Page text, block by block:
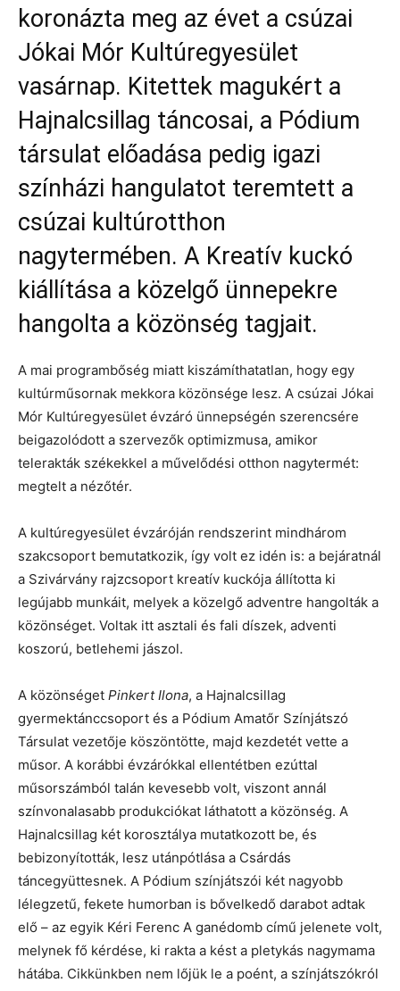
koronázta meg az évet a csúzai
Jókai Mór Kultúregyesület
vasárnap. Kitettek magukért a
Hajnalcsillag táncosai, a Pódium
társulat előadása pedig igazi
színházi hangulatot teremtett a
csúzai kultúrotthon
nagytermében. A Kreatív kuckó
kiállítása a közelgő ünnepekre
hangolta a közönség tagjait.
A mai programbőség miatt kiszámíthatatlan, hogy egy
kultúrműsornak mekkora közönsége lesz. A csúzai Jókai
Mór Kultúregyesület évzáró ünnepségén szerencsére
beigazolódott a szervezők optimizmusa, amikor
telerakták székekkel a művelődési otthon nagytermét:
megtelt a nézőtér.
A kultúregyesület évzáróján rendszerint mindhárom
szakcsoport bemutatkozik, így volt ez idén is: a bejáratnál
a Szivárvány rajzcsoport kreatív kuckója állította ki
legújabb munkáit, melyek a közelgő adventre hangolták a
közönséget. Voltak itt asztali és fali díszek, adventi
koszorú, betlehemi jászol.
A közönséget Pinkert Ilona, a Hajnalcsillag
gyermektánccsoport és a Pódium Amatőr Színjátszó
Társulat vezetője köszöntötte, majd kezdetét vette a
műsor. A korábbi évzárókkal ellentétben ezúttal
műsorszámból talán kevesebb volt, viszont annál
színvonalasabb produkciókat láthatott a közönség. A
Hajnalcsillag két korosztálya mutatkozott be, és
bebizonyították, lesz utánpótlása a Csárdás
táncegyüttesnek. A Pódium színjátszói két nagyobb
lélegzetű, fekete humorban is bővelkedő darabot adtak
elő – az egyik Kéri Ferenc A ganédomb című jelenete volt,
melynek fő kérdése, ki rakta a kést a pletykás nagymama
hátába. Cikkünkben nem lőjük le a poént, a színjátszókról